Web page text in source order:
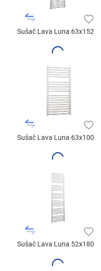
Sušač Lava Luna 63x152
Sušač Lava Luna 63x100
Sušač Lava Luna 52x180